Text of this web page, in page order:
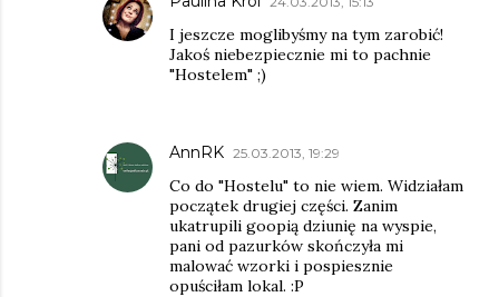
I jeszcze moglibyśmy na tym zarobić!
Jakoś niebezpiecznie mi to pachnie
"Hostelem" ;)
AnnRK 25.03.2013, 19:29
Co do "Hostelu" to nie wiem. Widziałam
początek drugiej części. Zanim
ukatrupili goopią dziunię na wyspie,
pani od pazurków skończyła mi
malować wzorki i pospiesznie
opuściłam lokal. :P